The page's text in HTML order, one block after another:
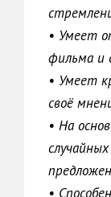
• Умеет
фильма и
• Умеет
своё
• На
•